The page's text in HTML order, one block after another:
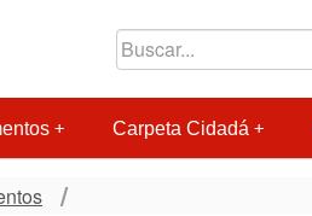
Carpeta Cidadá